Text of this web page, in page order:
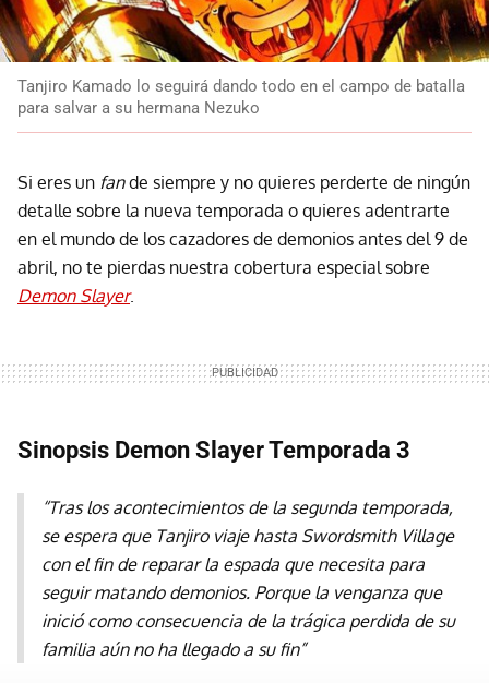
Tanjiro Kamado lo seguirá dando todo en el campo de batalla
para salvar a su hermana Nezuko
Si eres un fande siempre y no quieres perderte de ningún
detalle sobre la nueva temporada o quieres adentrarte
en el mundo de los cazadores de demonios antes del 9 de
abril, no te pierdas nuestra cobertura especial sobre
Demon Slayer.
Sinopsis Demon Slayer Temporada 3
“Tras los acontecimientos de la segunda temporada,
se espera que Tanjiro viaje hasta Swordsmith Village
con el fin de reparar la espada que necesita para
seguir matando demonios. Porque la venganza que
inició como consecuencia de la trágica perdida de su
familia aún no ha llegado a su fin”